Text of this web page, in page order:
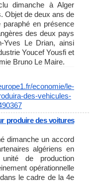
dimanche à Alger
Objet de deux ans de
en présence
des deux pays
Yves Le Drian, ainsi
Youcef Yousfi et
Bruno Le Maire.
economie/le-
des-vehicules-
produire des voitures
dimanche un accord
algériens en
de production
opérationnelle
le cadre de la 4e